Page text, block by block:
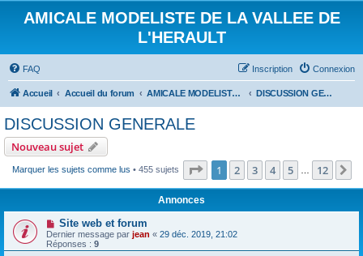
AMICALE MODELISTE DE LA VALLEE DE
L'HERAULT
FAQ Connexion
Inscription
Accueil Accueil du forum AMICALE MODELISTE DE LA VALLEE DE L'HERAULT DISCUSSION GENERALE
DISCUSSION GENERALE
Nouveau sujet
Marquer les sujets comme lus • 455 sujets Page 1sur12
1 2 3 4 5 12
Annonces
Site web et forum
Dernier message par jean « 29 déc. 2019, 21:02
Réponses : 9